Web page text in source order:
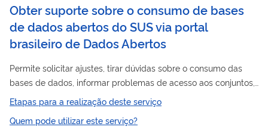
Obter suporte sobre o consumo de bases
de dados abertos do SUS via portal
brasileiro de Dados Abertos
Permite solicitar ajustes, tirar dúvidas sobre o consumo das
bases de dados, informar problemas de acesso aos conjuntos,
divulgar o reuso das bases de dados, solicitar inclusão de
novos conjuntos de dados da saúde, entre outros aspectos
sobre o uso das bases de dados do SUS em formato aberto,
Etapas para a realização deste serviço
Quem pode utilizar este serviço?